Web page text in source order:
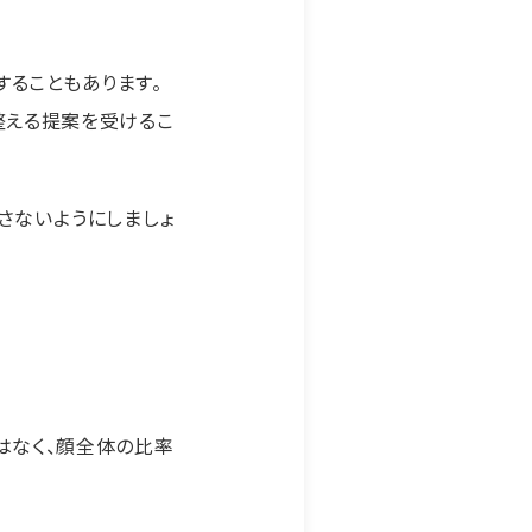
こともあります。
る提案を受けるこ
いようにしましょ
く、顔全体の比率